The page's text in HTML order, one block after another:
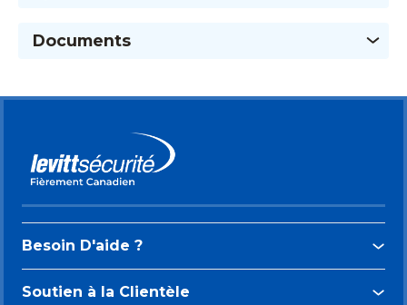
Documents
Besoin D'aide ?
Soutien à la Clientèle